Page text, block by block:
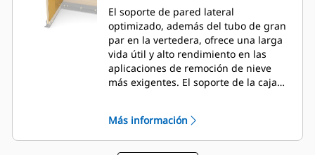
El soporte de pared lateral
optimizado, además del tubo de gran
par en la vertedera, ofrece una larga
vida útil y alto rendimiento en las
aplicaciones de remoción de nieve
más exigentes. El soporte de la caja
vertedera, además de proporcionar
un excelente soporte para las
Más información